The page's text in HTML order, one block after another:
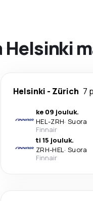
Helsinki - Zürich 7
ke 09 jouluk.
HEL-ZRH· Suora
Finnair
ti 15 jouluk.
ZRH-HEL· Suora
Finnair